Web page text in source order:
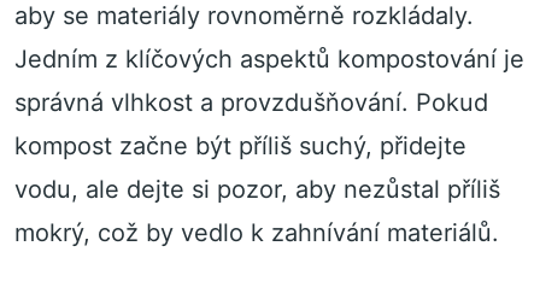
aby se materiály rovnoměrně rozkládaly.
Jedním z klíčových aspektů kompostování je
správná vlhkost a provzdušňování. Pokud
kompost začne být příliš suchý, přidejte
vodu, ale dejte si pozor, aby nezůstal příliš
mokrý, což by vedlo k zahnívání materiálů.